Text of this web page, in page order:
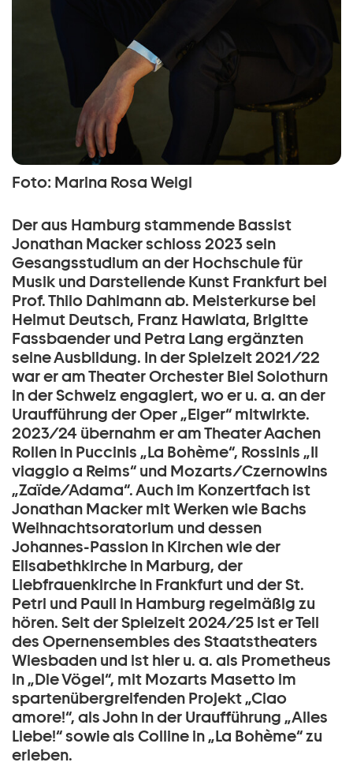
Foto: Marina Rosa Weigl
Der aus Hamburg stammende Bassist
Jonathan Macker schloss 2023 sein
Gesangsstudium an der Hochschule für
Musik und Darstellende Kunst Frankfurt bei
Prof. Thilo Dahlmann ab. Meisterkurse bei
Helmut Deutsch, Franz Hawlata, Brigitte
Fassbaender und Petra Lang ergänzten
seine Ausbildung. In der Spielzeit 2021/22
war er am Theater Orchester Biel Solothurn
in der Schweiz engagiert, wo er u. a. an der
Uraufführung der Oper „Eiger“ mitwirkte.
2023/24 übernahm er am Theater Aachen
Rollen in Puccinis „La Bohème“, Rossinis „Il
viaggio a Reims“ und Mozarts/Czernowins
„Zaïde/Adama“. Auch im Konzertfach ist
Jonathan Macker mit Werken wie Bachs
Weihnachtsoratorium und dessen
Johannes-Passion in Kirchen wie der
Elisabethkirche in Marburg, der
Liebfrauenkirche in Frankfurt und der St.
Petri und Pauli in Hamburg regelmäßig zu
hören. Seit der Spielzeit 2024/25 ist er Teil
des Opernensembles des Staatstheaters
Wiesbaden und ist hier u. a. als Prometheus
in „Die Vögel“, mit Mozarts Masetto im
spartenübergreifenden Projekt „Ciao
amore!“, als John in der Uraufführung „Alles
Liebe!“ sowie als Colline in „La Bohème“ zu
erleben.